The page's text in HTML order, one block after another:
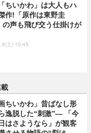
ちいかわ」は大人もハ
作!「原作は東野圭
の声も飛び交う仕掛けが
土) 10:45
載
ちいかわ」昔ばなし形
逸脱した“刺激”― 「今
はさようなら」が観客